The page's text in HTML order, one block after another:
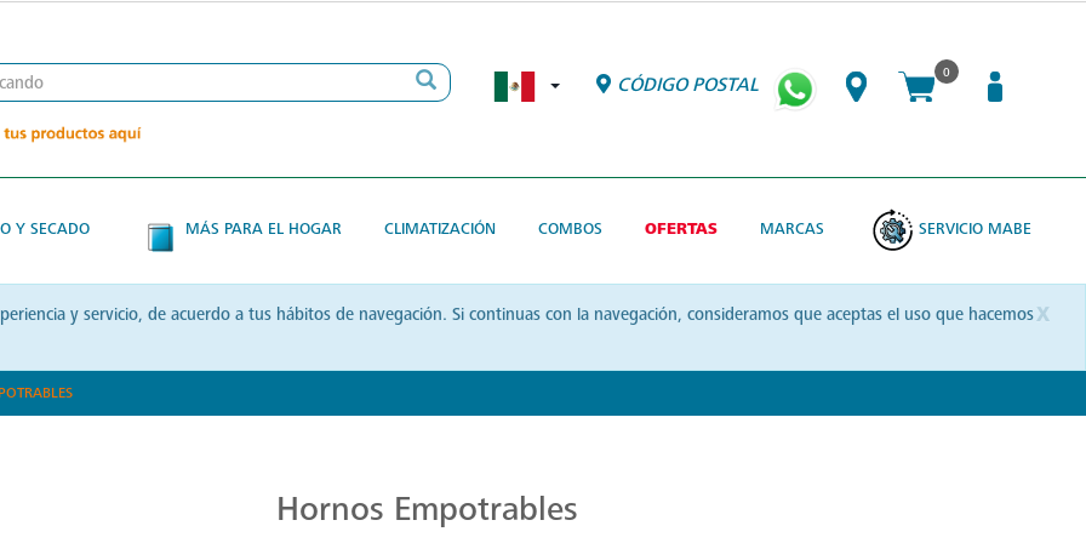
CÓDIGO POSTAL
0
Y SECADO MÁS PARA EL HOGAR CLIMATIZACIÓN COMBOS OFERTAS MARCAS SERVICIO MABE
x
y servicio, de acuerdo a tus hábitos de navegación. Si continuas con la navegación, consideramos que aceptas el uso que hacemos
Hornos Empotrables